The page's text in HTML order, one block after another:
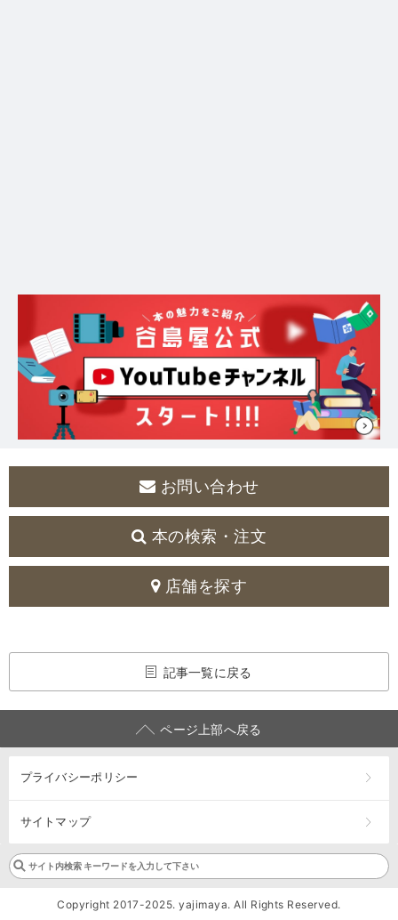
お問い合わせ
本の検索・注文
店舗を探す
記事一覧に戻る
ページ上部へ戻る
プライバシーポリシー
サイトマップ
Copyright 2017-2025. yajimaya. All Rights Reserved.